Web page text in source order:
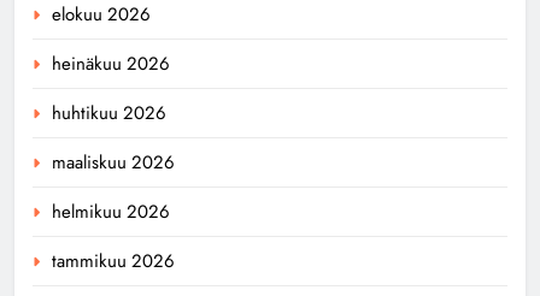
elokuu 2026
heinäkuu 2026
huhtikuu 2026
maaliskuu 2026
helmikuu 2026
tammikuu 2026